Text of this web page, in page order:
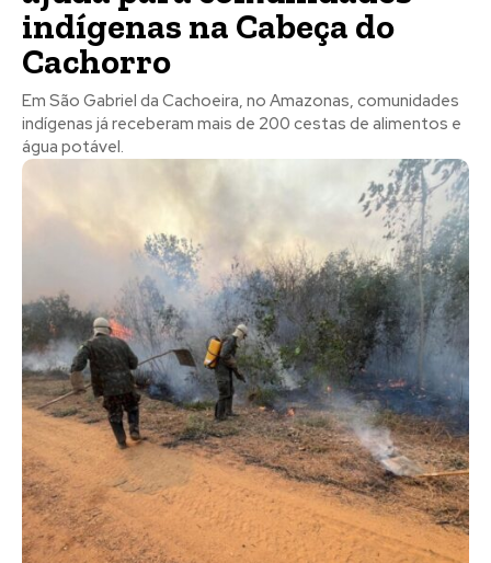
indígenas na Cabeça do
Cachorro
Em São Gabriel da Cachoeira, no Amazonas, comunidades
indígenas já receberam mais de 200 cestas de alimentos e
água potável.